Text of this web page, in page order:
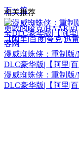
下一篇
勇敢的哈克/
【阿里|百度|夸克|迅
相关推荐
漫威蜘蛛侠：重制版/
DLC豪华版|【阿里|
漫威蜘蛛侠：重制版/
DLC豪华版|【阿里|